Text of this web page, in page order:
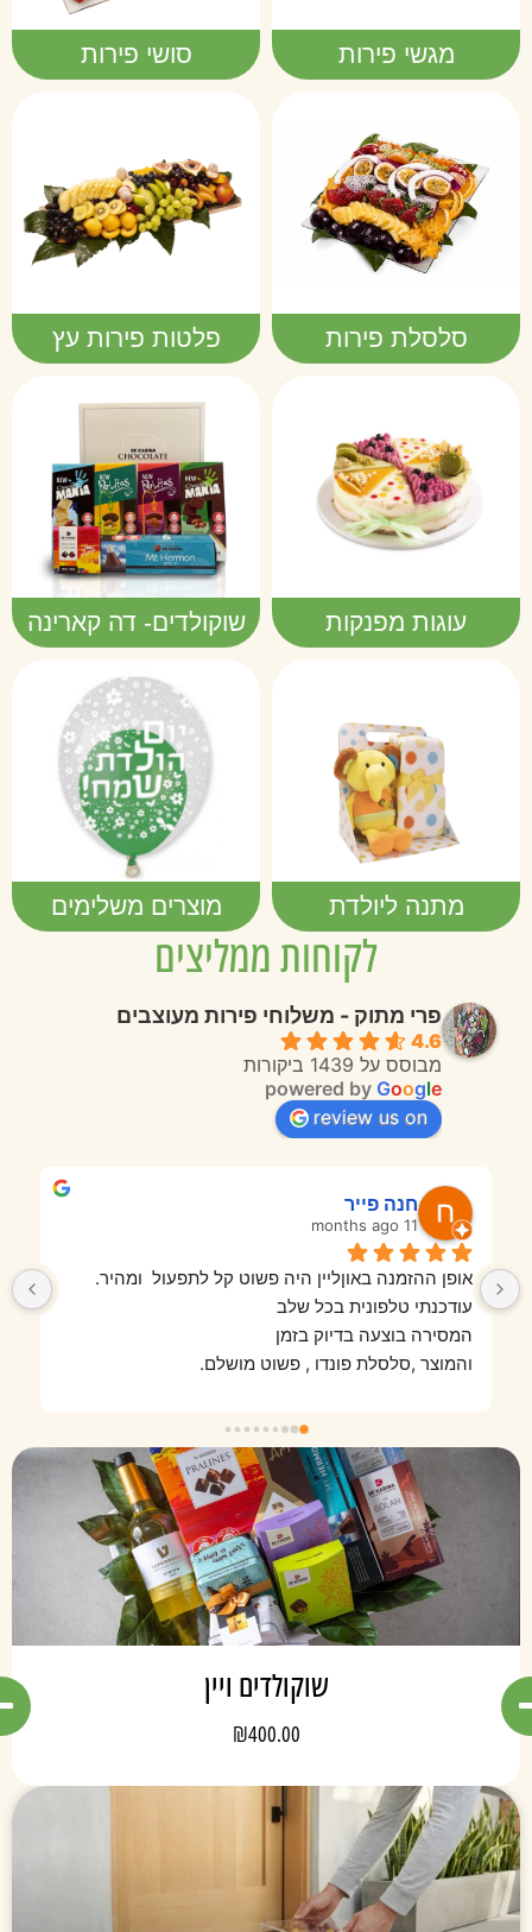
מגשי פירות סושי פירות
סלסלת פירות פלטות פירות עץ
עוגות מפנקות שוקולדים- דה קארינה
מתנה ליולדת מוצרים משלימים
לקוחות ממליצים
פרי מתוק - משלוחי פירות מעוצבים
4.6
מבוסס על 1439 ביקורות
powered byGoo
review us on
חנה פייר
11 months ago
אופן ההזמנה באוןליין היה פשוט קל לתפעול  ומהיר.
עודכנתי טלפונית בכל שלב
המסירה בוצעה בדיוק בזמן
והמוצר ,סלסלת פונדו , פשוט מושלם.